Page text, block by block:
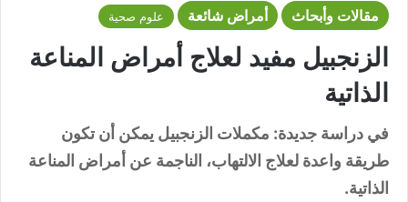
مقالات وأبحاث أمراض شائعة علوم صحية
الزنجبيل مفيد لعلاج أمراض المناعة
الذاتية
في دراسة جديدة: مكملات الزنجبيل يمكن أن تكون
طريقة واعدة لعلاج الالتهاب، الناجمة عن أمراض المناعة
الذاتية.